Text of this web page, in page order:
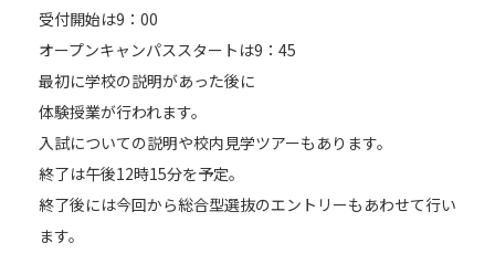
受付開始は9：00
オープンキャンパススタートは9：45
最初に学校の説明があった後に
体験授業が行われます。
入試についての説明や校内見学ツアーもあります。
終了は午後12時15分を予定。
終了後には今回から総合型選抜のエントリーもあわせて行い
ます。